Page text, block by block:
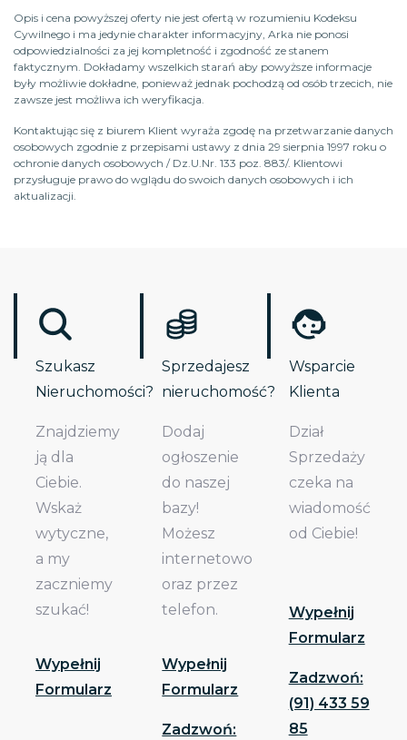
Opis i cena powyższej oferty nie jest ofertą w rozumieniu Kodeksu
Cywilnego i ma jedynie charakter informacyjny, Arka nie ponosi
odpowiedzialności za jej kompletność i zgodność ze stanem
faktycznym. Dokładamy wszelkich starań aby powyższe informacje
były możliwie dokładne, ponieważ jednak pochodzą od osób trzecich, nie
zawsze jest możliwa ich weryfikacja.
Kontaktując się z biurem Klient wyraża zgodę na przetwarzanie danych
osobowych zgodnie z przepisami ustawy z dnia 29 sierpnia 1997 roku o
ochronie danych osobowych / Dz.U.Nr. 133 poz. 883/. Klientowi
przysługuje prawo do wglądu do swoich danych osobowych i ich
aktualizacji.
Szukasz
Nieruchomości?
Znajdziemy
ją dla
Ciebie.
Wskaż
wytyczne,
a my
zaczniemy
szukać!
Wypełnij
Formularz
Sprzedajesz
nieruchomość?
Dodaj
ogłoszenie
do naszej
bazy!
Możesz
internetowo
oraz przez
telefon.
Wypełnij
Formularz
Zadzwoń:
Wsparcie
Klienta
Dział
Sprzedaży
czeka na
wiadomość
od Ciebie!
Wypełnij
Formularz
Zadzwoń:
(91) 433 59
85